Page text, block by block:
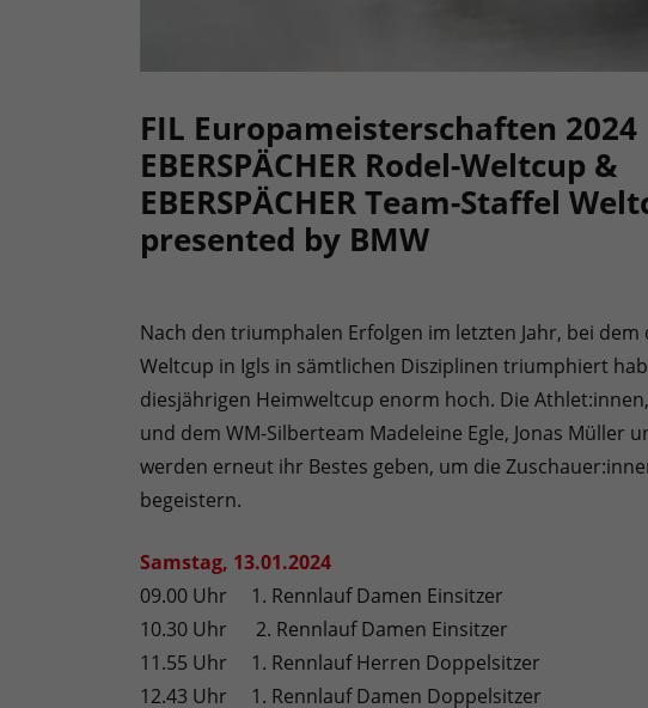
FIL Europameisterschaften 2024
EBERSPÄCHER Rodel-Weltcup &
EBERSPÄCHER Team-Staffel
presented by BMW
Nach den triumphalen Erfolgen im letzten Jahr, bei
Weltcup in Igls in sämtlichen Disziplinen triumphiert
diesjährigen Heimweltcup enorm hoch. Die
und dem WM-Silberteam Madeleine Egle, Jonas Müller
werden erneut ihr Bestes geben, um die
begeistern.
Samstag, 13.01.2024
09.00 Uhr 1. Rennlauf Damen Einsitzer
10.30 Uhr 2. Rennlauf Damen Einsitzer
11.55 Uhr 1. Rennlauf Herren Doppelsitzer
12.43 Uhr 1. Rennlauf Damen Doppelsitzer